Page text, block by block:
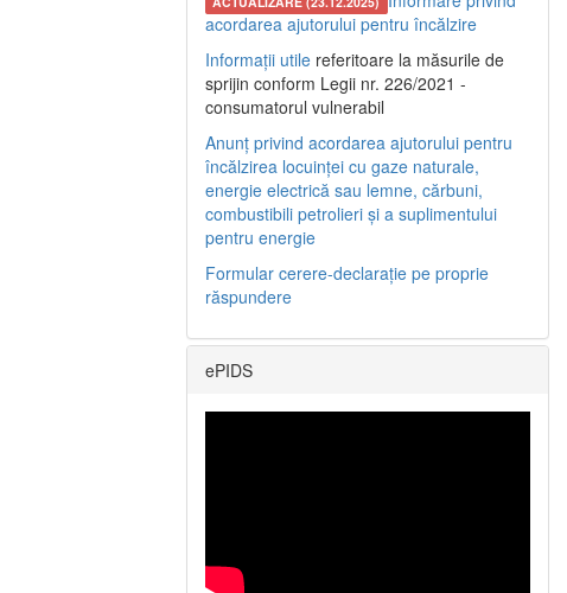
acordarea ajutorului pentru încălzire
Informații utile referitoare la măsurile de
sprijin conform Legii nr. 226/2021 -
consumatorul vulnerabil
Anunț privind acordarea ajutorului pentru
încălzirea locuinței cu gaze naturale,
energie electrică sau lemne, cărbuni,
combustibili petrolieri și a suplimentului
pentru energie
Formular cerere-declarație pe proprie
răspundere
ePIDS